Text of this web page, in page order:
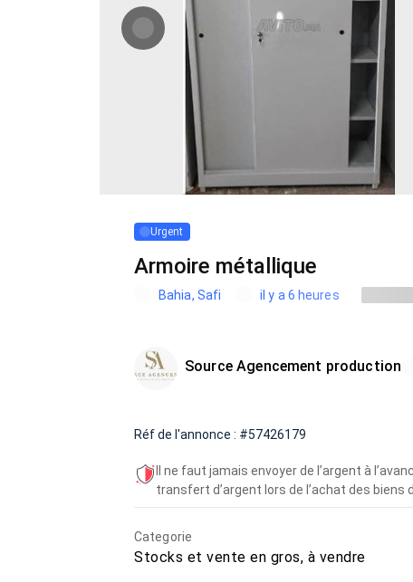
Urgent
Armoire métallique
Bahia, Safi il y a 6 heures
Source Agencement production
Réf de l'annonce : #57426179
Il ne faut jamais envoyer de l’argent à
transfert d’argent lors de l’achat des biens
Categorie
Stocks et vente en gros, à vendre